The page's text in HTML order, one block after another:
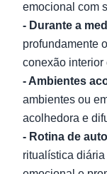
emocional com
- Durante a
profundamente
conexão interior
- Ambientes
ambientes ou
acolhedora e
- Rotina de
ritualística